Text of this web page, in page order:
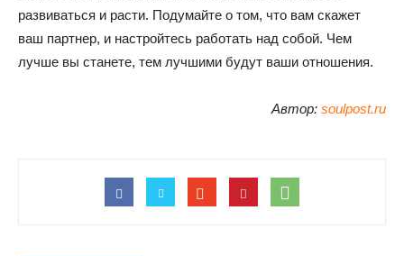
развиваться и расти. Подумайте о том, что вам скажет
ваш партнер, и настройтесь работать над собой. Чем
лучше вы станете, тем лучшими будут ваши отношения.
Автор: soulpost.ru